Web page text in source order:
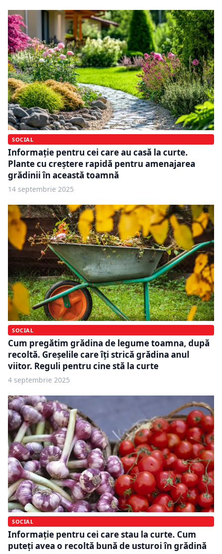
SOCIAL
Informație pentru cei care au casă la curte.
Plante cu creștere rapidă pentru amenajarea
grădinii în această toamnă
14 septembrie 2025
SOCIAL
Cum pregătim grădina de legume toamna, după
recoltă. Greșelile care îți strică grădina anul
viitor. Reguli pentru cine stă la curte
4 septembrie 2025
SOCIAL
Informație pentru cei care stau la curte. Cum
puteți avea o recoltă bună de usturoi în grădină